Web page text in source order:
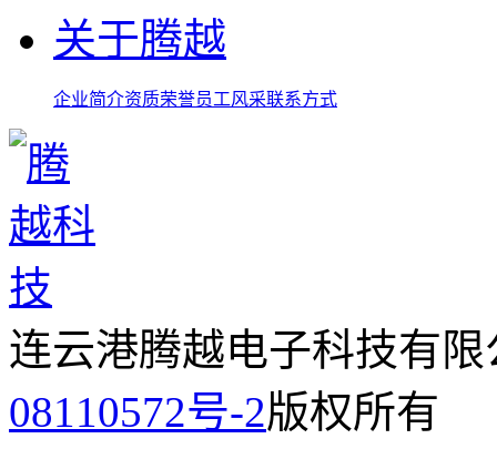
关于腾越
企业简介资质荣誉员工风采联系方式
连云港腾越电子科技有限
08110572号-2版权所有